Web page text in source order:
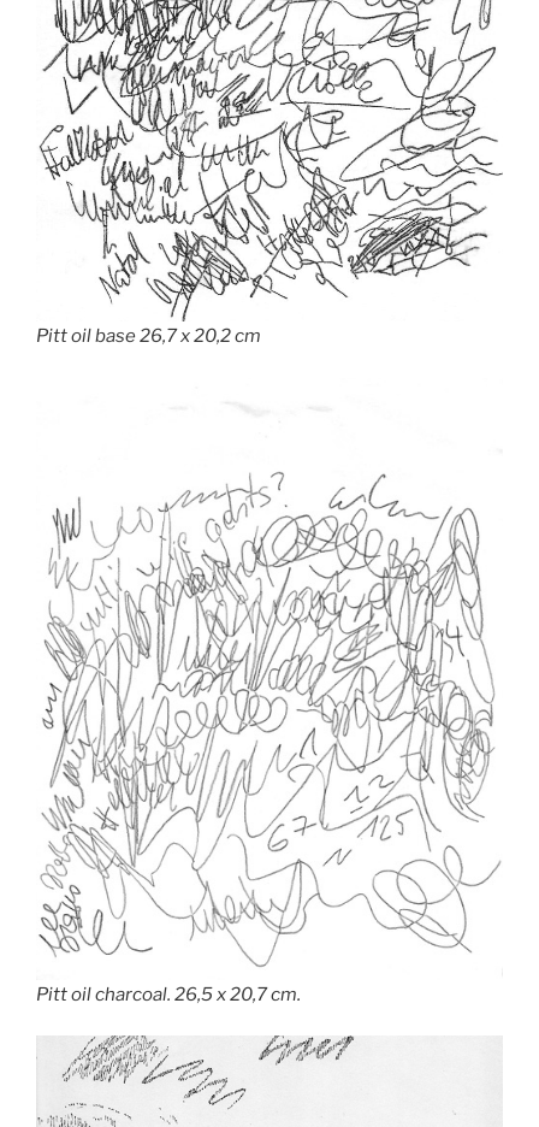
Pitt oil base 26,7 x 20,2 cm
Pitt oil charcoal. 26,5 x 20,7 cm.